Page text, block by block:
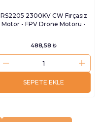
RS2205 2300KV CW Fırçasız
Motor - FPV Drone Motoru -
488,58 ₺
SEPETE EKLE